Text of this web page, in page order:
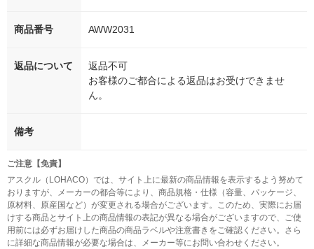
商品番号 AWW2031
返品について
返品不可
お客様のご都合による返品はお受けできませ
ん。
備考
ご注意【免責】
アスクル（LOHACO）では、サイト上に最新の商品情報を表示するよう努めて
おりますが、メーカーの都合等により、商品規格・仕様（容量、パッケージ、
原材料、原産国など）が変更される場合がございます。このため、実際にお届
けする商品とサイト上の商品情報の表記が異なる場合がございますので、ご使
用前には必ずお届けした商品の商品ラベルや注意書きをご確認ください。さら
に詳細な商品情報が必要な場合は、メーカー等にお問い合わせください。